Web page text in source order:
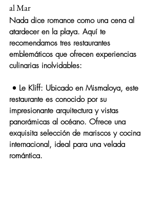
al Mar
Nada dice romance como una cena al
atardecer en la playa. Aquí te
recomendamos tres restaurantes
emblemáticos que ofrecen experiencias
culinarias inolvidables:
• Le Kliff: Ubicado en Mismaloya, este
restaurante es conocido por su
impresionante arquitectura y vistas
panorámicas al océano. Ofrece una
exquisita selección de mariscos y cocina
internacional, ideal para una velada
romántica.